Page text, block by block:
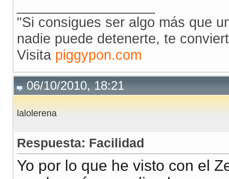
"Si consigues ser algo más que
nadie puede detenerte, te
Visita piggypon.com
06/10/2010, 18:21
lalolerena
Respuesta: Facilidad
Yo por lo que he visto con el